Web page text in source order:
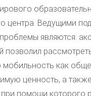
центра. Ведущими
являются:
позволил
мобильность как
ценность, а
помощи которого